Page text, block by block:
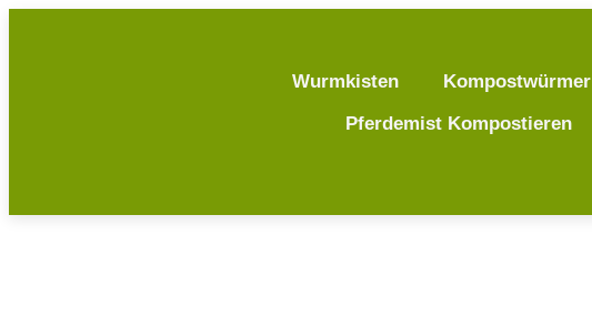
Wurmkisten Kompostwürmer
Pferdemist Kompostieren